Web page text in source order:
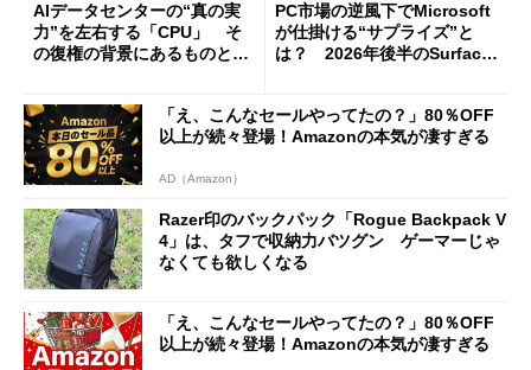
AIデータセンターの“真の実
力”を左右する「CPU」 そ
の復権の背景にあるものと
PC市場の逆風下でMicrosoft
が仕掛ける“サプライズ”と
は？ 2026年後半のSurface
「え、こんなセールやってたの？」80％OFF
以上が続々登場！Amazonの本気が凄すぎる
AD（Amazon）
Razer印のバックパック「Rogue Backpack V
4」は、タフで収納力バツグン ゲーマーじゃ
なくても欲しくなる
「え、こんなセールやってたの？」80％OFF
以上が続々登場！Amazonの本気が凄すぎる